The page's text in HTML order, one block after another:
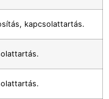
kapcsolattartás.